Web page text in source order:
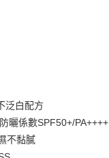
泛白配方
曬係數SPF50+/PA++++
不黏膩